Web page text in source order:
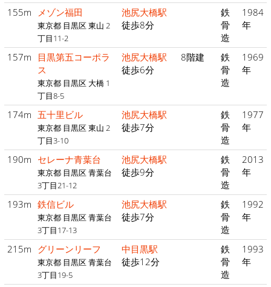
155m メゾン福田
東京都 目黒区 東山 2
丁目11-2
池尻大橋駅
徒歩8分
鉄
骨
造
1984
年
157m
目黒第五コーポラ
ス
東京都 目黒区 大橋 1
丁目8-5
池尻大橋駅
徒歩6分
8階建
鉄
骨
造
1969
年
174m 五十里ビル
東京都 目黒区 東山 2
丁目3-10
池尻大橋駅
徒歩7分
鉄
骨
造
1977
年
190m セレーナ青葉台
東京都 目黒区 青葉台
3丁目21-12
池尻大橋駅
徒歩9分
鉄
骨
造
2013
年
193m 鉄信ビル
東京都 目黒区 青葉台
3丁目17-13
池尻大橋駅
徒歩7分
鉄
骨
造
1992
年
215m グリーンリーフ
東京都 目黒区 青葉台
3丁目19-5
中目黒駅
徒歩12分
鉄
骨
造
1993
年